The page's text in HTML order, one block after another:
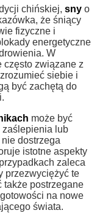
chińskiej, sny o
że śniący
fizyczne i
energetyczne
W
często związane z
siebie i
być zachętą do
może być
zaślepienia lub
dostrzega
istotne aspekty
zaleca
przezwyciężyć te
także postrzegane
na nowe
świata.